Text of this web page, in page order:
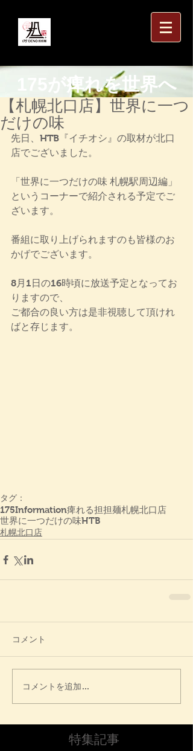
175が痺れを世界へ
【札幌北口店】世界に一つ
だけの味
先日、HTB『イチオシ』の取材が北口
店でございました。
「世界に一つだけの味 札幌駅周辺編」
というコーナーで紹介される予定でご
ざいます。
番組に取り上げられますのも皆様のお
かげでございます。
8月1日の16時頃に放送予定となってお
りますので、
ご都合の良い方は是非視聴して頂けれ
ばと存じます。
タグ：
175Information痺れる担担麺札幌北口店
世界に一つだけの味HTB
札幌北口店
コメント
コメントを追加…
特集記事